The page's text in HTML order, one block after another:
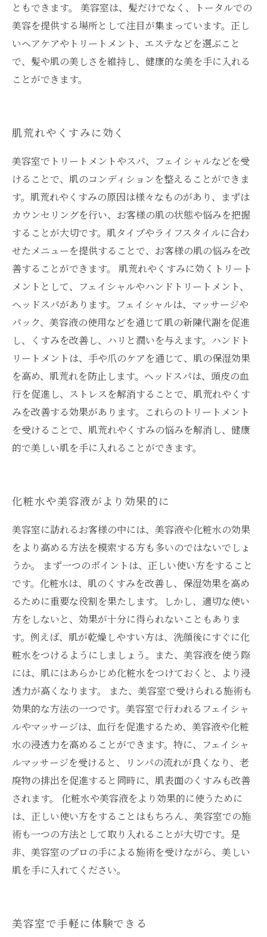
ともできます。 美容室は、髪だけでなく、トータルでの
美容を提供する場所として注目が集まっています。正し
いヘアケアやトリートメント、エステなどを選ぶこと
で、髪や肌の美しさを維持し、健康的な美を手に入れる
ことができます。
肌荒れやくすみに効く
美容室でトリートメントやスパ、フェイシャルなどを受
けることで、肌のコンディションを整えることができま
す。肌荒れやくすみの原因は様々なものがあり、まずは
カウンセリングを行い、お客様の肌の状態や悩みを把握
することが大切です。肌タイプやライフスタイルに合わ
せたメニューを提供することで、お客様の肌の悩みを改
善することができます。 肌荒れやくすみに効くトリート
メントとして、フェイシャルやハンドトリートメント、
ヘッドスパがあります。フェイシャルは、マッサージや
パック、美容液の使用などを通じて肌の新陳代謝を促進
し、くすみを改善し、ハリと潤いを与えます。ハンドト
リートメントは、手や爪のケアを通じて、肌の保湿効果
を高め、肌荒れを防止します。ヘッドスパは、頭皮の血
行を促進し、ストレスを解消することで、肌荒れやくす
みを改善する効果があります。これらのトリートメント
を受けることで、肌荒れやくすみの悩みを解消し、健康
的で美しい肌を手に入れることができます。
化粧水や美容液がより効果的に
美容室に訪れるお客様の中には、美容液や化粧水の効果
をより高める方法を模索する方も多いのではないでしょ
うか。 まず一つのポイントは、正しい使い方をすること
です。化粧水は、肌のくすみを改善し、保湿効果を高め
るために重要な役割を果たします。しかし、適切な使い
方をしないと、効果が十分に得られないこともありま
す。例えば、肌が乾燥しやすい方は、洗顔後にすぐに化
粧水をつけるようにしましょう。また、美容液を使う際
には、肌にはあらかじめ化粧水をつけておくと、より浸
透力が高くなります。 また、美容室で受けられる施術も
効果的な方法の一つです。美容室で行われるフェイシャ
ルやマッサージは、血行を促進するため、美容液や化粧
水の浸透力を高めることができます。特に、フェイシャ
ルマッサージを受けると、リンパの流れが良くなり、老
廃物の排出を促進すると同時に、肌表面のくすみも改善
されます。 化粧水や美容液をより効果的に使うために
は、正しい使い方をすることはもちろん、美容室での施
術も一つの方法として取り入れることが大切です。是
非、美容室のプロの手による施術を受けながら、美しい
肌を手に入れてください。
美容室で手軽に体験できる